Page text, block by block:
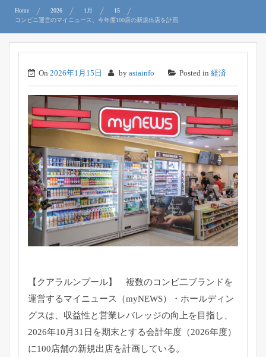
Home 2026 1月
15
コンビニ運営のマイニュース、今年度100店の新規出店を計画
On 2026年1月15日 by asiainfo Posted in 経済
【クアラルンプール】 複数のコンビ二ブランドを
運営するマイニュース（myNEWS）
・ホールディン
グスは、収益性と営業レバレッジの向上を目指し、
2026年10月31日を期末とする会計年度（2026年度）
に100店舗の新規出店を計画している。